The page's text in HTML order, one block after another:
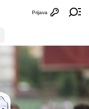
Otvori
Prijava